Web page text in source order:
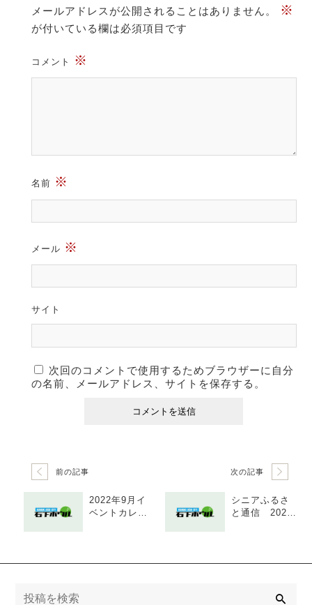
メールアドレスが公開されることはありません。 ※
が付いている欄は必須項目です
コメント ※
名前 ※
メール ※
サイト
次回のコメントで使用するためブラウザーに自分
の名前、メールアドレス、サイトを保存する。
前の記事
2022年9月イ
ベントカレン
次の記事
シニアふるさ
と通信 2022